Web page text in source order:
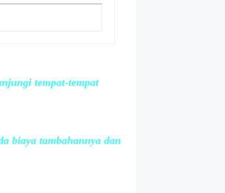
tempat-tempat
biaya tambahannya dan